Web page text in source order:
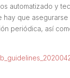
automatizado y
que
periódica, así